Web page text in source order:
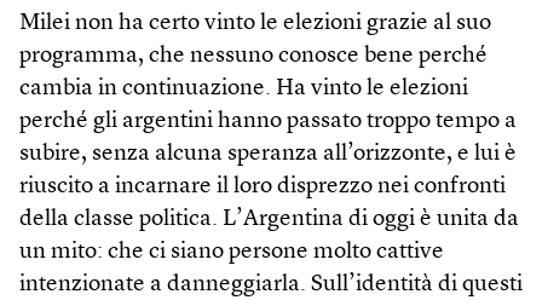
Milei non ha certo vinto le elezioni grazie al suo
programma, che nessuno conosce bene perché
cambia in continuazione. Ha vinto le elezioni
perché gli argentini hanno passato troppo tempo a
subire, senza alcuna speranza all’orizzonte, e lui è
riuscito a incarnare il loro disprezzo nei confronti
della classe politica. L’Argentina di oggi è unita da
un mito: che ci siano persone molto cattive
intenzionate a danneggiarla. Sull’identità di questi